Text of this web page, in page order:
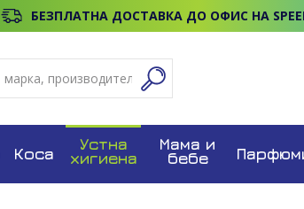
БЕЗПЛАТНА ДОСТАВКА ДО ОФИС НА
Коса
Устна
хигиена
Мама и
бебе